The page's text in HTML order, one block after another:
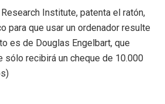
Research Institute, patenta el ratón,
para que usar un ordenador resulte
es de Douglas Engelbart, que
sólo recibirá un cheque de 10.000